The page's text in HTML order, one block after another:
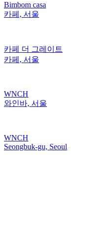
Bimbom casa
카페, 서울
카페 더 그레이트
카페, 서울
WNCH
와인바, 서울
WNCH
Seongbuk-gu, Seoul